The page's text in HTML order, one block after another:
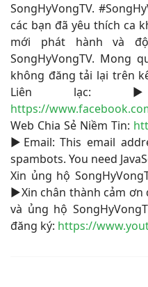
SongHyVongTV.
các bạn đã yêu thích ca
mới phát hành và
SongHyVongTV. Mong
không đăng tải lại trên
Liên lạc:
https://
Web Chia Sẻ Niềm Tin:
▶Email:This email
spambots. You need
Xin ủng hộ
▶Xin chân thành cảm ơn
và ủng hộ
đăng ký: https://